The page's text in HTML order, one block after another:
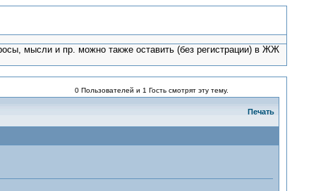
мысли и пр. можно также оставить (без регистрации) в ЖЖ
0 Пользователей и 1 Гость смотрят эту тему.
Печать